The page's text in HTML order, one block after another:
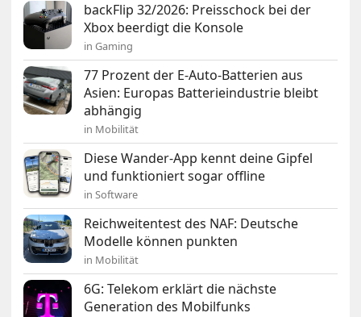
backFlip 32/2026: Preisschock bei der
Xbox beerdigt die Konsole
in Gaming
77 Prozent der E-Auto-Batterien aus
Asien: Europas Batterieindustrie bleibt
abhängig
in Mobilität
Diese Wander-App kennt deine Gipfel
und funktioniert sogar offline
in Software
Reichweitentest des NAF: Deutsche
Modelle können punkten
in Mobilität
6G: Telekom erklärt die nächste
Generation des Mobilfunks